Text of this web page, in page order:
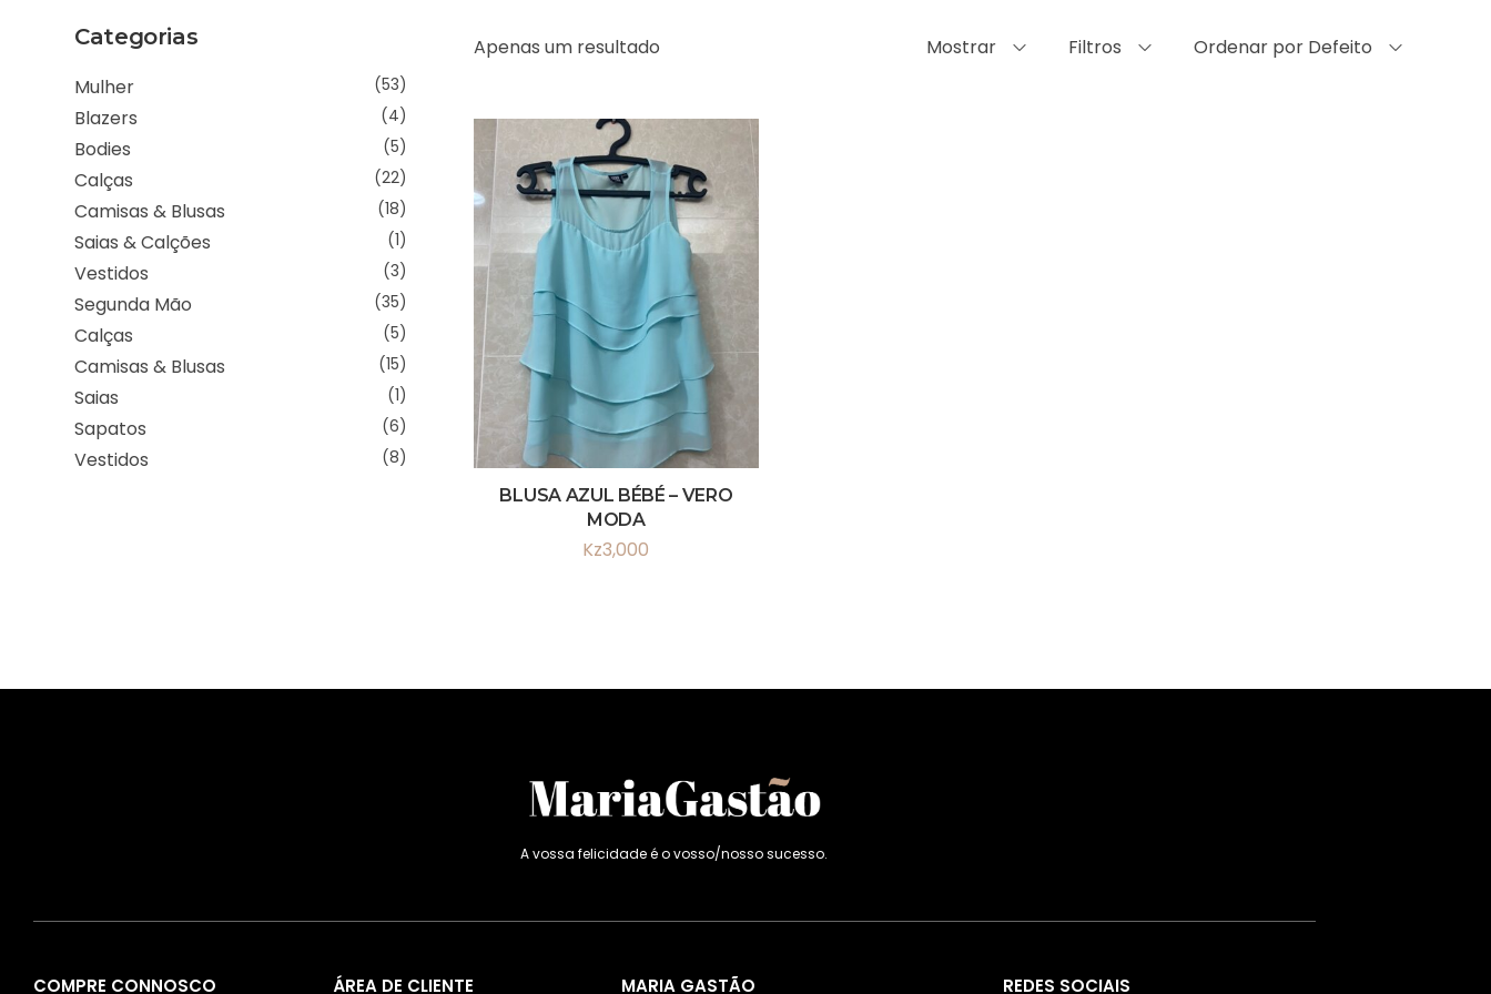
Categorias
Mulher (53)
Blazers (4)
Bodies (5)
Calças (22)
Camisas & Blusas (18)
Saias & Calções (1)
Vestidos (3)
Segunda Mão (35)
Calças (5)
Camisas & Blusas (15)
Saias (1)
Sapatos (6)
Vestidos (8)
Apenas um resultado Mostrar Filtros Ordenar por Defeito
BLUSA AZUL BÉBÉ – VERO
MODA
Kz3,000
A vossa felicidade é o vosso/nosso sucesso.
COMPRE CONNOSCO ÁREA DE CLIENTE MARIA GASTÃO REDES SOCIAIS